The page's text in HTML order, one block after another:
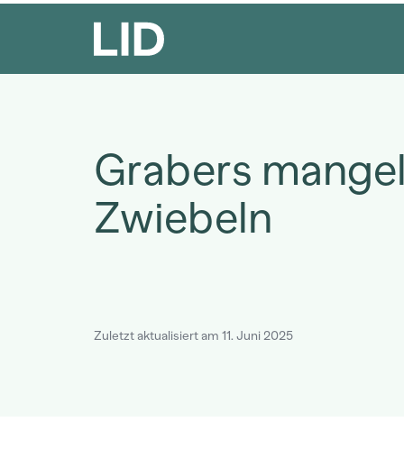
Grabers
Zwiebeln
Zuletzt aktualisiert am 11. Juni 2025